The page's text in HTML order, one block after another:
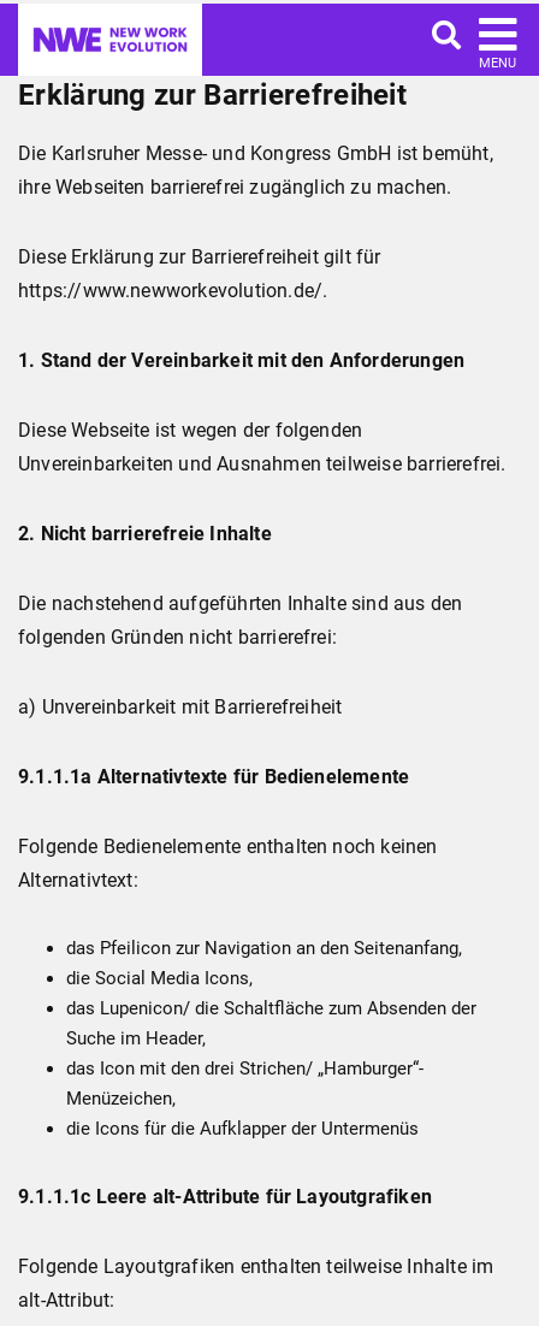
MENU
Erklärung zur Barrierefreiheit
Die Karlsruher Messe- und Kongress GmbH ist bemüht,
ihre Webseiten barrierefrei zugänglich zu machen.
Diese Erklärung zur Barrierefreiheit gilt für
https://www.newworkevolution.de/.
1. Stand der Vereinbarkeit mit den Anforderungen
Diese Webseite ist wegen der folgenden
Unvereinbarkeiten und Ausnahmen teilweise barrierefrei.
2. Nicht barrierefreie Inhalte
Die nachstehend aufgeführten Inhalte sind aus den
folgenden Gründen nicht barrierefrei:
a) Unvereinbarkeit mit Barrierefreiheit
9.1.1.1a Alternativtexte für Bedienelemente
Folgende Bedienelemente enthalten noch keinen
Alternativtext:
das Pfeilicon zur Navigation an den Seitenanfang,
die Social Media Icons,
das Lupenicon/ die Schaltfläche zum Absenden der
Suche im Header,
das Icon mit den drei Strichen/ „Hamburger“-
Menüzeichen,
die Icons für die Aufklapper der Untermenüs
9.1.1.1c Leere alt-Attribute für Layoutgrafiken
Folgende Layoutgrafiken enthalten teilweise Inhalte im
alt-Attribut: